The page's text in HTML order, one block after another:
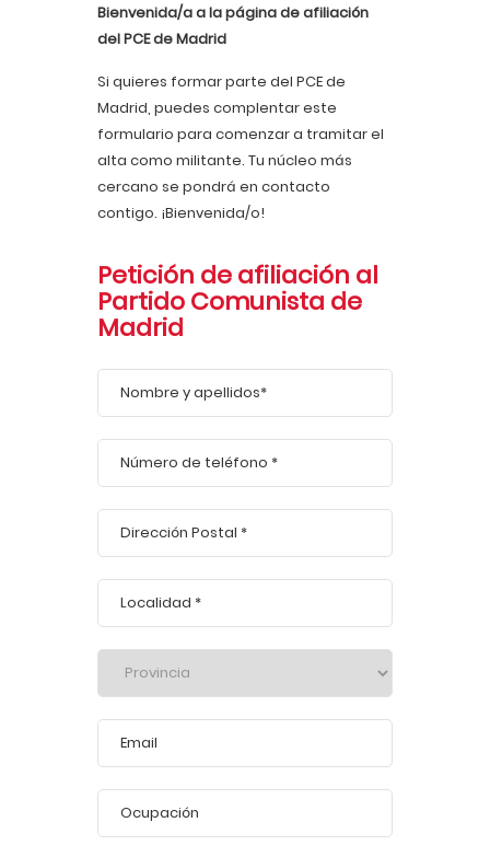
Bienvenida/a a la página de afiliación
del PCE de Madrid
Si quieres formar parte del PCE de
Madrid, puedes complentar este
formulario para comenzar a tramitar el
alta como militante. Tu núcleo más
cercano se pondrá en contacto
contigo. ¡Bienvenida/o!
Petición de afiliación al
Partido Comunista de
Madrid